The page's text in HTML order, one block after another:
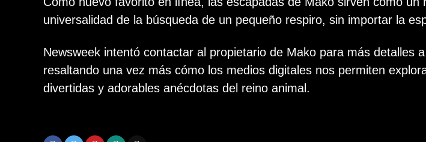
universalidad de la búsqueda de un pequeño respiro, sin importar la
Newsweek intentó contactar al propietario de Mako para más detalles
resaltando una vez más cómo los medios digitales nos permiten
divertidas y adorables anécdotas del reino animal.